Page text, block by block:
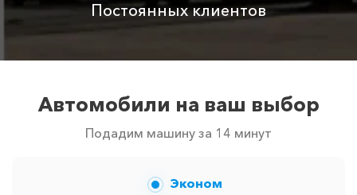
автомобилей в г Джанхот. Точную цену вам сообщит
Постоянных клиентов
Автомобили на ваш выбор
Подадим машину за 14 минут
Эконом